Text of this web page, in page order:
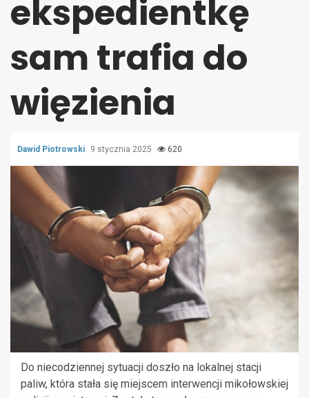
ekspedientkę
sam trafia do
więzienia
Dawid Piotrowski 9 stycznia 2025 620
Do niecodziennej sytuacji doszło na lokalnej stacji
paliw, która stała się miejscem interwencji mikołowskiej